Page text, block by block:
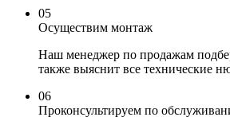
05
Осуществим монтаж
Наш менеджер по продажам
также выяснит все технические
06
Проконсультируем по